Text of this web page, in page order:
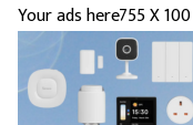
Your ads here755 X 100